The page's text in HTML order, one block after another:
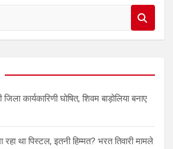
जिला कार्यकारिणी घोषित, शिवम बाड़ोलिया बनाए
था पिस्टल, इतनी हिम्मत? भरत तिवारी मामले